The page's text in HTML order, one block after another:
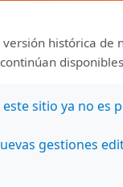
versión histórica de
sitio ya no es
gestiones